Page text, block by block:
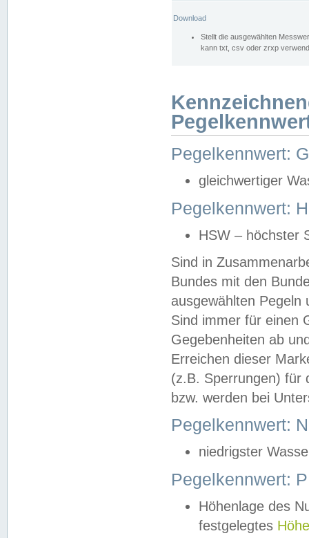
Download
Stellt die ausgewählten
kann txt, csv oder zrxp
Pegelkennwert:
gleichwertiger
Pegelkennwert:
HSW – höchster
Sind in
Bundes mit den
ausgewählten
Sind immer für einen
Gegebenheiten ab
Erreichen dieser
(z.B. Sperrungen) für
bzw. werden bei
Pegelkennwert:
niedrigster
Pegelkennwert:
Höhenlage des
festgelegtes